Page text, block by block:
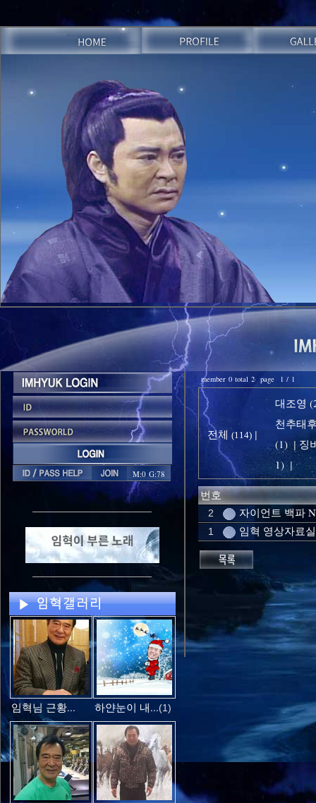
M:0 G:78
임혁님 근황... 하얀눈이 내...(1)
member 0 total 2 page 1 / 1
전체 (114) |
대조영
천추태
(1) | 징
1) |
번호
2 자이언트 백파
1 임혁 영상자료실